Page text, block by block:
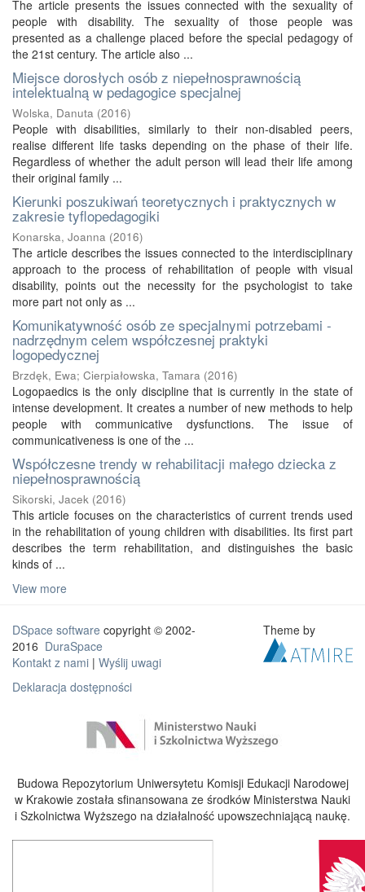
The article presents the issues connected with the sexuality of
people with disability. The sexuality of those people was
presented as a challenge placed before the special pedagogy of
the 21st century. The article also ...
Miejsce dorosłych osób z niepełnosprawnością
intelektualną w pedagogice specjalnej
Wolska, Danuta (2016)
People with disabilities, similarly to their non-disabled peers,
realise different life tasks depending on the phase of their life.
Regardless of whether the adult person will lead their life among
their original family ...
Kierunki poszukiwań teoretycznych i praktycznych w
zakresie tyflopedagogiki
Konarska, Joanna (2016)
The article describes the issues connected to the interdisciplinary
approach to the process of rehabilitation of people with visual
disability, points out the necessity for the psychologist to take
more part not only as ...
Komunikatywność osób ze specjalnymi potrzebami -
nadrzędnym celem współczesnej praktyki
logopedycznej
Brzdęk, Ewa; Cierpiałowska, Tamara (2016)
Logopaedics is the only discipline that is currently in the state of
intense development. It creates a number of new methods to help
people with communicative dysfunctions. The issue of
communicativeness is one of the ...
Współczesne trendy w rehabilitacji małego dziecka z
niepełnosprawnością
Sikorski, Jacek (2016)
This article focuses on the characteristics of current trends used
in the rehabilitation of young children with disabilities. Its first part
describes the term rehabilitation, and distinguishes the basic
kinds of ...
View more
DSpace software copyright © 2002-
2016 DuraSpace
Kontakt z nami | Wyślij uwagi
Deklaracja dostępności
Theme by
Budowa Repozytorium Uniwersytetu Komisji Edukacji Narodowej
w Krakowie została sfinansowana ze środków Ministerstwa Nauki
i Szkolnictwa Wyższego na działalność upowszechniającą naukę.